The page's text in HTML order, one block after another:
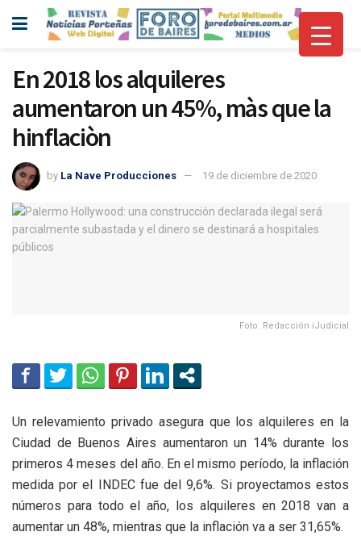
En 2018 los alquileres
aumentaron un 45%, màs que la
hinflaciòn
by La Nave Producciones 19 de diciembre de 2020
Foto: Redacción iJudicial
Un relevamiento privado asegura que los alquileres en la
Ciudad de Buenos Aires aumentaron un 14% durante los
primeros 4 meses del año. En el mismo período, la inflación
medida por el INDEC fue del 9,6%. Si proyectamos estos
números para todo el año, los alquileres en 2018 van a
aumentar un 48%, mientras que la inflación va a ser 31,65%.